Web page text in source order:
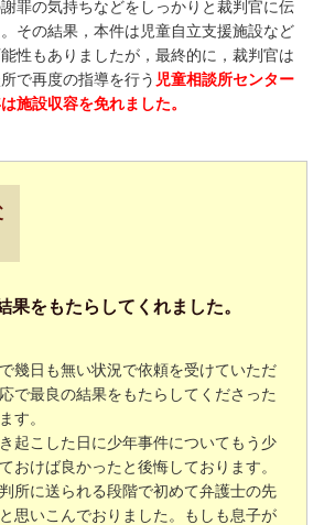
罪の気持ちなどをしっかりと裁判官に伝
その結果，本件は児童自立支援施設など
性もありましたが，最終的に，裁判官は
で再度の指導を行う 児童相談所センター
施設収容を免れました。
果をもたらしてくれました。
幾日も無い状況で依頼を受けていただ
で最良の結果をもたらしてくださった
す。
起こした日に少年事件についてもう少
おけば良かったと後悔しております。
所に送られる段階で初めて弁護士の先
思いこんでおりました。もしも息子が